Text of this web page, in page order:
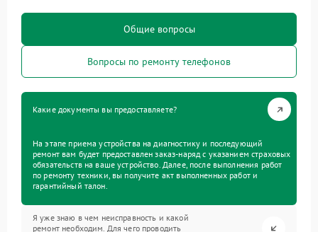
Общие вопросы
Вопросы по ремонту телефонов
Какие документы вы предоставляете?
На этапе приема устройства на диагностику и последующий
ремонт вам будет предоставлен заказ-наряд с указанием страховых
обязательств на ваше устройство. Далее, после выполнения работ
по ремонту техники, вы получите акт выполненных работ и
гарантийный талон.
Я уже знаю в чем неисправность и какой
ремонт необходим. Для чего проводить